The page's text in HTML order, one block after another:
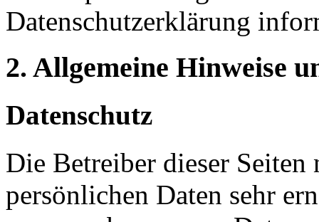
Datenschutzerklärung
2. Allgemeine Hinweise
Datenschutz
Die Betreiber dieser Seiten
persönlichen Daten sehr